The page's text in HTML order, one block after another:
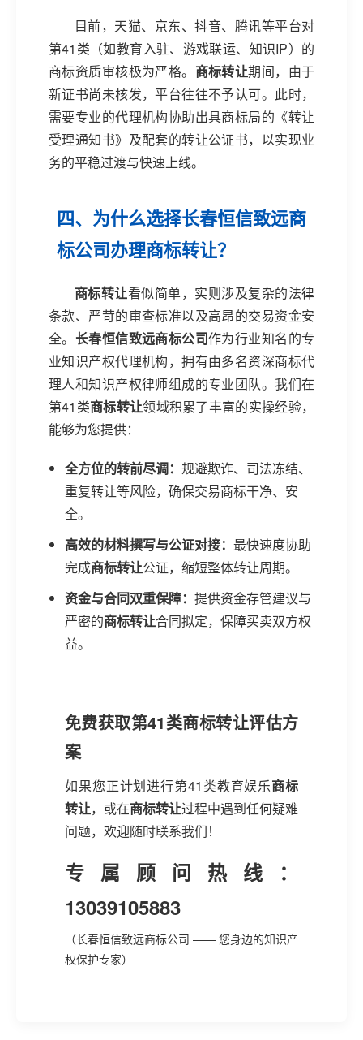
目前，天猫、京东、抖音、腾讯等平台对
第41类（如教育入驻、游戏联运、知识IP）的
商标资质审核极为严格。 商标转让期间，由于
新证书尚未核发，平台往往不予认可。此时，
需要专业的代理机构协助出具商标局的《转让
受理通知书》及配套的转让公证书，以实现业
务的平稳过渡与快速上线。
四、为什么选择长春恒信致远商
标公司办理商标转让？
商标转让看似简单，实则涉及复杂的法律
条款、严苛的审查标准以及高昂的交易资金安
全。 长春恒信致远商标公司作为行业知名的专
业知识产权代理机构，拥有由多名资深商标代
理人和知识产权律师组成的专业团队。我们在
第41类商标转让领域积累了丰富的实操经验，
能够为您提供：
全方位的转前尽调： 规避欺诈、司法冻结、
重复转让等风险，确保交易商标干净、安
全。
高效的材料撰写与公证对接： 最快速度协助
完成商标转让公证，缩短整体转让周期。
资金与合同双重保障： 提供资金存管建议与
严密的商标转让合同拟定，保障买卖双方权
益。
免费获取第41类商标转让评估方
案
如果您正计划进行第41类教育娱乐商标
转让，或在商标转让过程中遇到任何疑难
问题，欢迎随时联系我们！
专属顾问热线：
13039105883
（长春恒信致远商标公司 —— 您身边的知识产
权保护专家）